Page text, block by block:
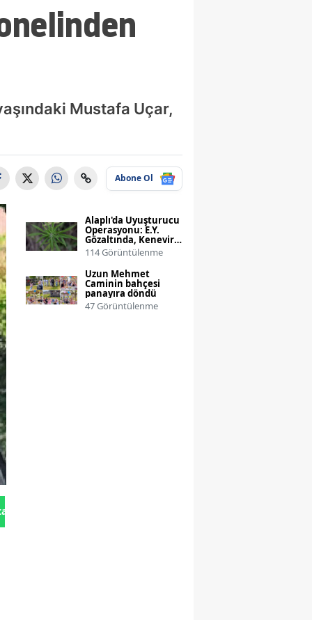
Mustafa Uçar,
Abone Ol
Gönder
Alaplı'da Uyuşturucu
Operasyonu: E.Y.
Gözaltında, Kenevir
ve Esrar Ele Geçirildi
114 Görüntülenme
Uzun Mehmet
Caminin bahçesi
panayıra döndü
47 Görüntülenme